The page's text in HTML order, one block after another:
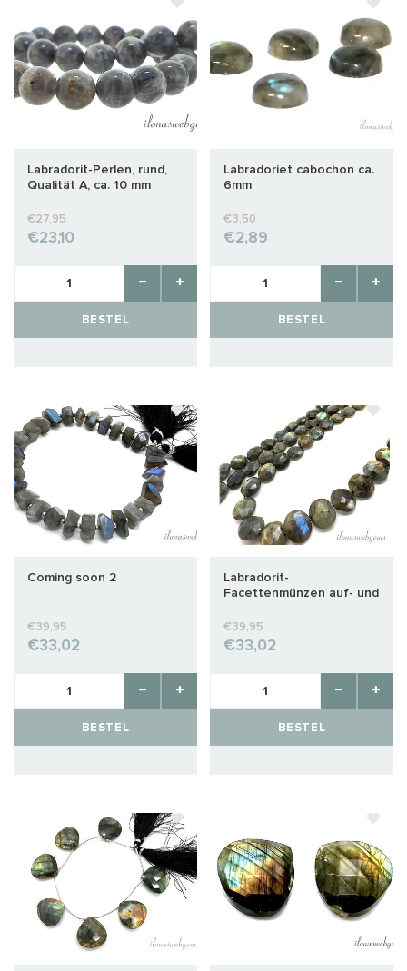
Labradorit-Perlen, rund,
Qualität A, ca. 10 mm
€27,95
€23,10
BESTEL
Labradoriet cabochon ca.
6mm
€3,50
€2,89
BESTEL
Coming soon 2
€39,95
€33,02
BESTEL
Labradorit-
Facettenmünzen auf- und
17x14x11mm
€39,95
€33,02
BESTEL